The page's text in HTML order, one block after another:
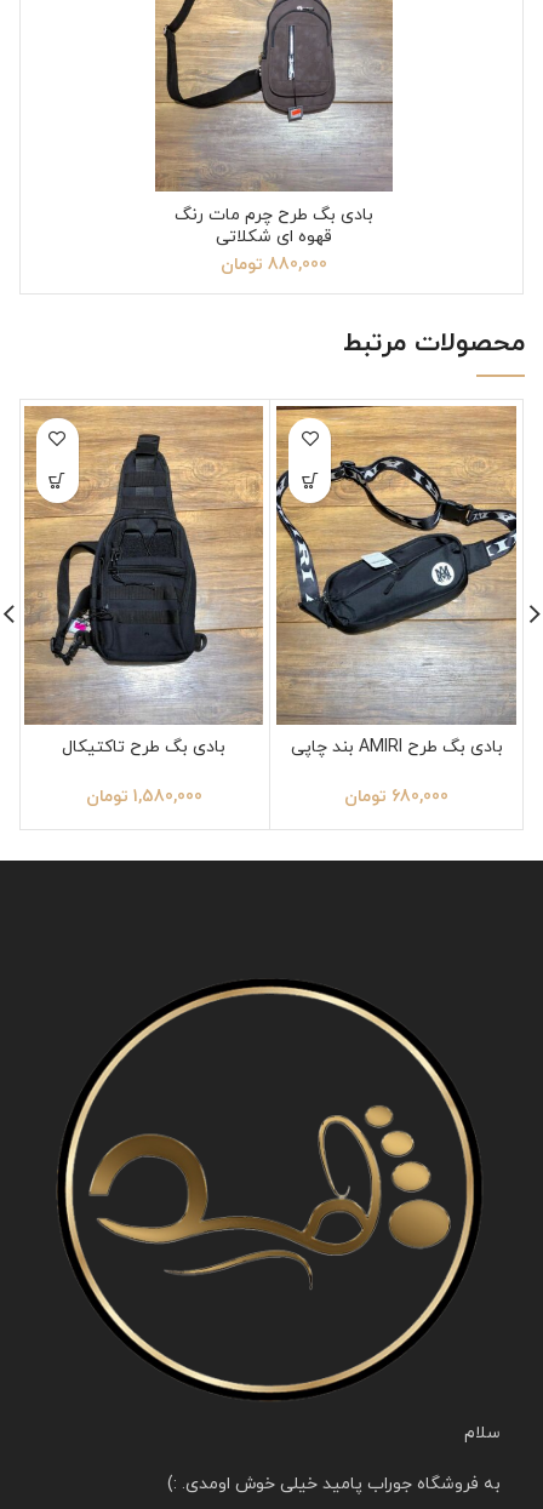
بادی بگ طرح چرم مات رنگ
قهوه ای شکلاتی
880,000 تومان
محصولات مرتبط
بادی بگ طرح AMIRI بند چاپی
680,000 تومان
بادی بگ طرح تاکتیکال
1,580,000 تومان
سلام
به فروشگاه جوراب پامید خیلی خوش اومدی. :)